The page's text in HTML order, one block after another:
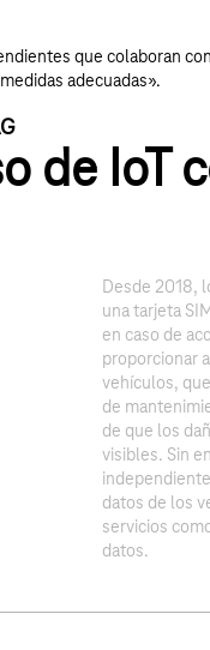
que colaboran
adecuadas».
de IoT
Desde 2018,
una tarjeta
en caso de
proporcionar
vehículos,
de
de que los
visibles. Sin
datos de los
servicios
datos.